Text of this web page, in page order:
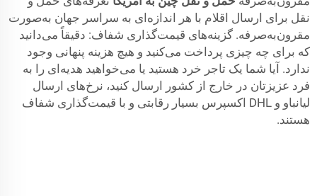
نقل برای ارسال اقلام با هر اندازه‌ای به سراسر جهان به‌صورت
مقرون‌به‌صرفه. گزینه‌های قیمت‌گذاری شفاف: دقیقاً می‌دانید
که برای چه چیزی پرداخت می‌کنید و هیچ هزینه پنهانی وجود
ندارد. آیا شما یک تاجر خرد هستید یا می‌خواهید هدیه‌ای را به
فرد عزیزتان در خارج از کشور ارسال کنید، نرخ‌های ارسال
لیانباو و DHL اکسپرس بسیار رقابتی و با قیمت‌گذاری شفاف
هستند.